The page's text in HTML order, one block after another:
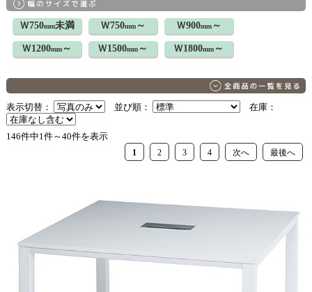
Ｗ750mm未満 Ｗ750mm～ Ｗ900mm～
Ｗ1200mm ～ Ｗ1500mm ～ Ｗ1800mm ～
表示切替： 並び順： 在庫：
146件中1件～40件を表示
1 2 3 4 次へ 最後へ